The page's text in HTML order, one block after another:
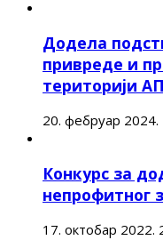
Додела
привреде и
територији
20. фебруар 2024.
Конкурс за
непрофитног
17. октобар 2022.